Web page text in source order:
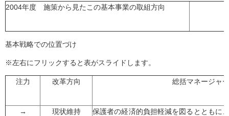
2004年度 施策から見たこの基本事業の取組方向
基本戦略での位置づけ
※左右にフリックすると表がスライドします。
注力 改革方向 総括マネージャ
→ 現状維持
保護者の経済的負担軽減を図るとともに